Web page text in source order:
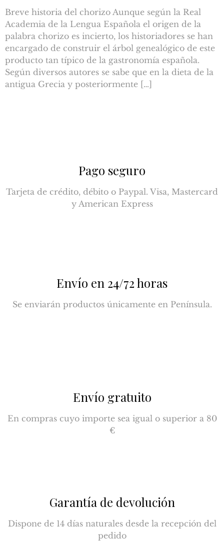
Breve historia del chorizo Aunque según la Real
Academia de la Lengua Española el origen de la
palabra chorizo es incierto, los historiadores se han
encargado de construir el árbol genealógico de este
producto tan típico de la gastronomía española.
Según diversos autores se sabe que en la dieta de la
antigua Grecia y posteriormente […]
Pago seguro
Tarjeta de crédito, débito o Paypal. Visa, Mastercard
y American Express
Envío en 24/72 horas
Se enviarán productos únicamente en Península.
Envío gratuito
En compras cuyo importe sea igual o superior a 80
€
Garantía de devolución
Dispone de 14 días naturales desde la recepción del
pedido